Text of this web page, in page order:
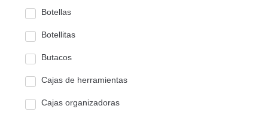
Botellas
Botellitas
Butacos
Cajas de herramientas
Cajas organizadoras